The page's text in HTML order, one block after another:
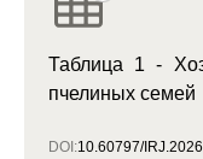
Таблица 1 -
пчелиных семей
DOI:10.60797/